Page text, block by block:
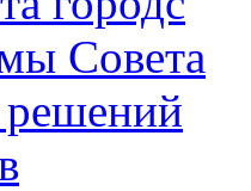
Совета